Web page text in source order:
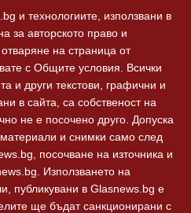
и технологиите, използвани в
за авторското право и
на страница от
с Общите условия. Всички
и други текстови, графични и
в сайта, са собственост на
не е посочено друго. Допуска
материали и снимки само след
посочване на източника и
Използването на
публикувани в Glasnews.bg е
ще бъдат санкционирани с